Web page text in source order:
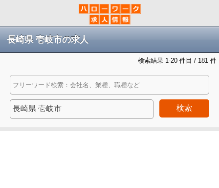
長崎県 壱岐市の求人
検索結果 1-20 件目 / 181 件
検索